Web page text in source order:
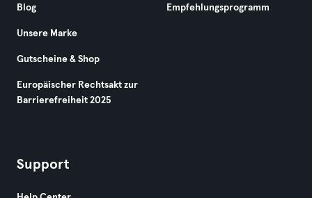
Blog
Unsere Marke
Gutscheine & Shop
Europäischer Rechtsakt zur
Barrierefreiheit 2025
Empfehlungsprogramm
Support